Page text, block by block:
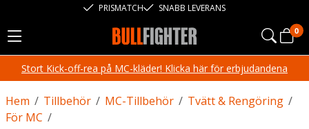
PRISMATCH SNABB LEVERANS
0
Stort Kick-off-rea på MC-kläder! Klicka här för erbjudandena
/
Hem /
Tillbehör /
MC-Tillbehör /
Tvätt & Rengöring
/
För MC